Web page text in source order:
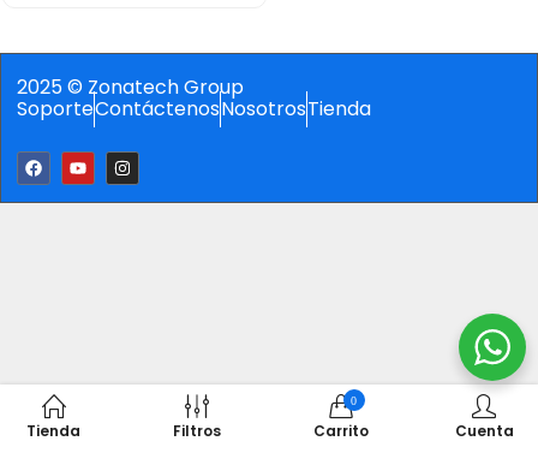
2025 © Zonatech Group
SoporteContáctenosNosotrosTienda
Tienda Filtros
0
Carrito Cuenta